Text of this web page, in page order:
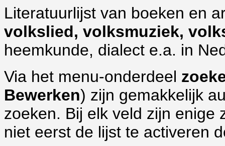
Literatuurlijst van boeken en
volkslied, volksmuziek,
heemkunde, dialect e.a. in
Via het menu-onderdeel
Bewerken) zijn gemakkelijk
zoeken. Bij elk veld zijn enige
niet eerst de lijst te activeren